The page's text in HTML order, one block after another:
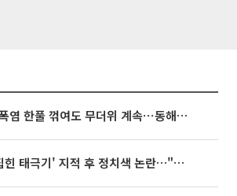
[내일 날씨] 폭염 한풀 꺾여도 무더위 계속⋯동해안 이틀 연속 비
김희철, '뒤집힌 태극기' 지적 후 정치색 논란…"좌우 떠나 우리나라 국기"